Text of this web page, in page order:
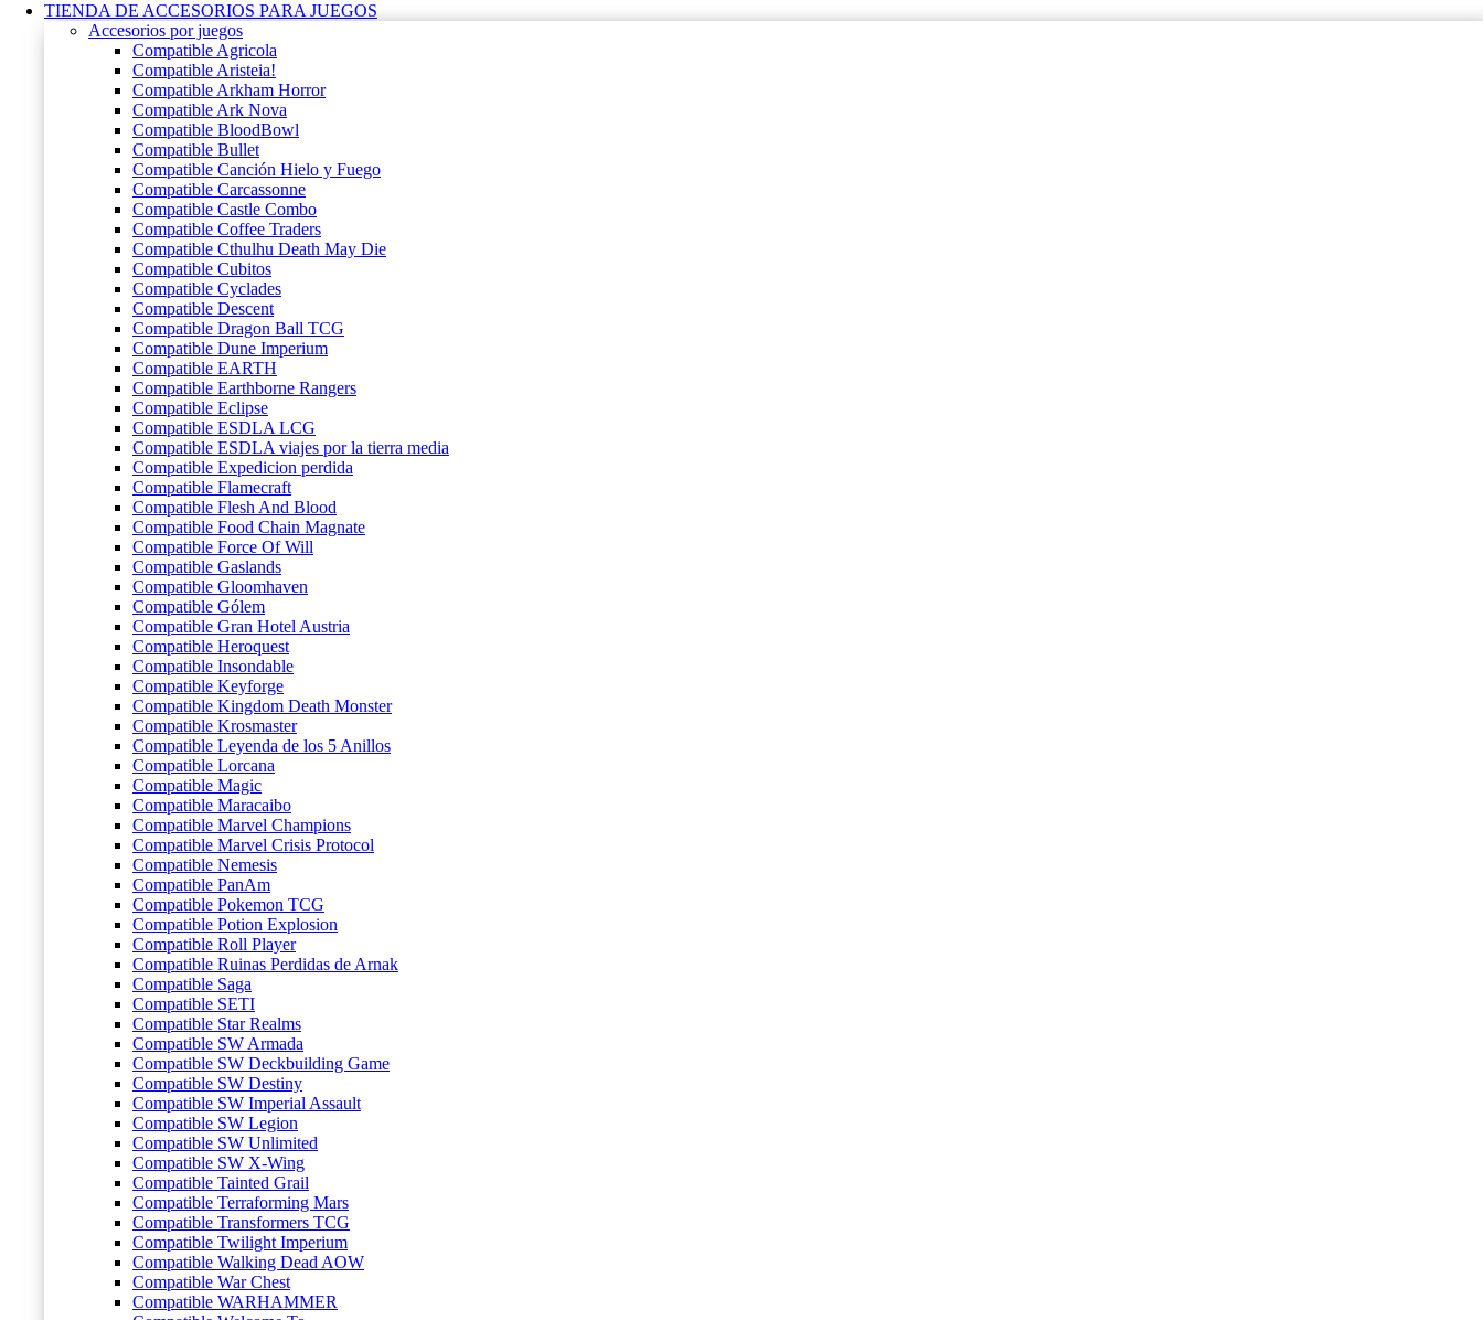
TIENDA DE ACCESORIOS PARA JUEGOS
Accesorios por juegos
Compatible Agricola
Compatible Aristeia!
Compatible Arkham Horror
Compatible Ark Nova
Compatible BloodBowl
Compatible Bullet
Compatible Canción Hielo y Fuego
Compatible Carcassonne
Compatible Castle Combo
Compatible Coffee Traders
Compatible Cthulhu Death May Die
Compatible Cubitos
Compatible Cyclades
Compatible Descent
Compatible Dragon Ball TCG
Compatible Dune Imperium
Compatible EARTH
Compatible Earthborne Rangers
Compatible Eclipse
Compatible ESDLA LCG
Compatible ESDLA viajes por la tierra media
Compatible Expedicion perdida
Compatible Flamecraft
Compatible Flesh And Blood
Compatible Food Chain Magnate
Compatible Force Of Will
Compatible Gaslands
Compatible Gloomhaven
Compatible Gólem
Compatible Gran Hotel Austria
Compatible Heroquest
Compatible Insondable
Compatible Keyforge
Compatible Kingdom Death Monster
Compatible Krosmaster
Compatible Leyenda de los 5 Anillos
Compatible Lorcana
Compatible Magic
Compatible Maracaibo
Compatible Marvel Champions
Compatible Marvel Crisis Protocol
Compatible Nemesis
Compatible PanAm
Compatible Pokemon TCG
Compatible Potion Explosion
Compatible Roll Player
Compatible Ruinas Perdidas de Arnak
Compatible Saga
Compatible SETI
Compatible Star Realms
Compatible SW Armada
Compatible SW Deckbuilding Game
Compatible SW Destiny
Compatible SW Imperial Assault
Compatible SW Legion
Compatible SW Unlimited
Compatible SW X-Wing
Compatible Tainted Grail
Compatible Terraforming Mars
Compatible Transformers TCG
Compatible Twilight Imperium
Compatible Walking Dead AOW
Compatible War Chest
Compatible WARHAMMER